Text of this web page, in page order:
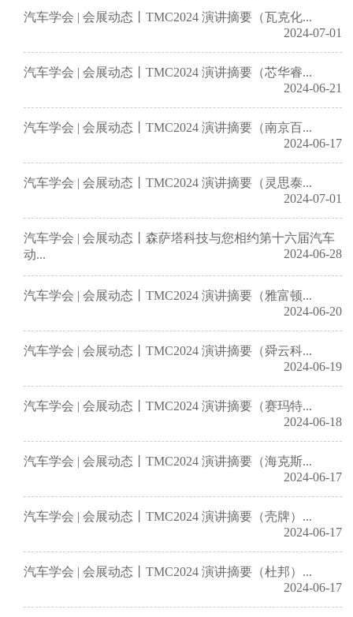
汽车学会 | 会展动态丨TMC2024 演讲摘要（瓦克化...
2024-07-01
汽车学会 | 会展动态丨TMC2024 演讲摘要（芯华睿...
2024-06-21
汽车学会 | 会展动态丨TMC2024 演讲摘要（南京百...
2024-06-17
汽车学会 | 会展动态丨TMC2024 演讲摘要（灵思泰...
2024-07-01
汽车学会 | 会展动态丨森萨塔科技与您相约第十六届汽车
动...
2024-06-28
汽车学会 | 会展动态丨TMC2024 演讲摘要（雅富顿...
2024-06-20
汽车学会 | 会展动态丨TMC2024 演讲摘要（舜云科...
2024-06-19
汽车学会 | 会展动态丨TMC2024 演讲摘要（赛玛特...
2024-06-18
汽车学会 | 会展动态丨TMC2024 演讲摘要（海克斯...
2024-06-17
汽车学会 | 会展动态丨TMC2024 演讲摘要（壳牌）...
2024-06-17
汽车学会 | 会展动态丨TMC2024 演讲摘要（杜邦）...
2024-06-17